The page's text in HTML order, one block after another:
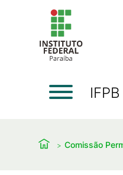
IFPB
Comissão